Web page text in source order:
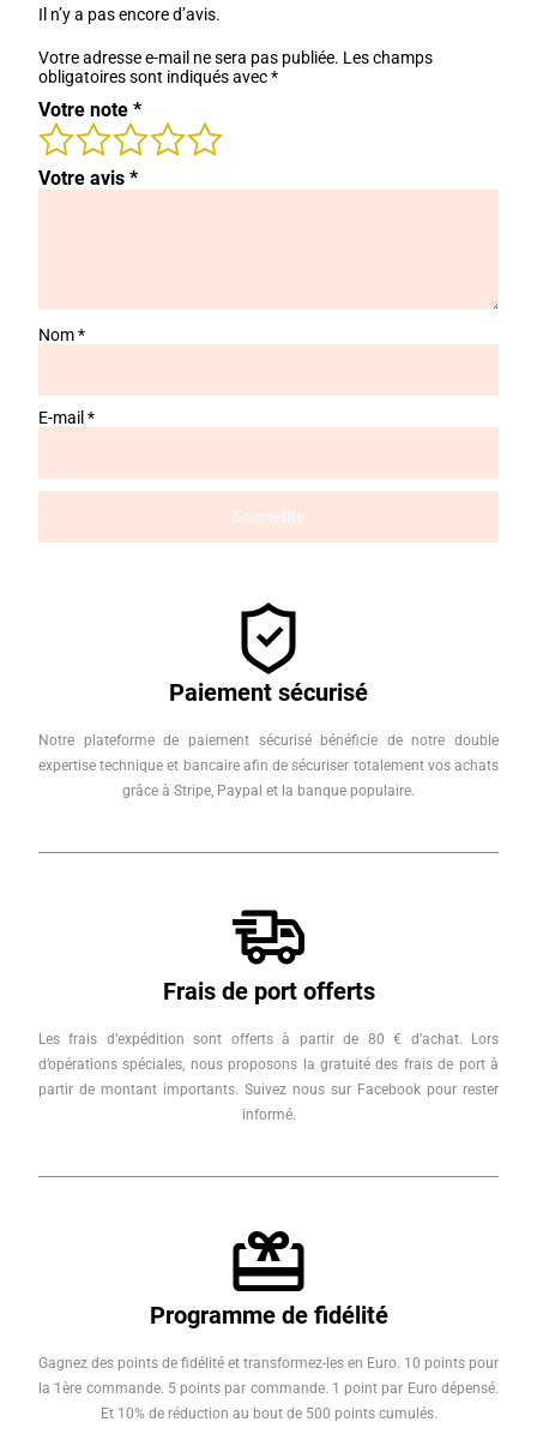
Il n’y a pas encore d’avis.
Votre adresse e-mail ne sera pas publiée. Les champs
obligatoires sont indiqués avec*
Votre note *
Votre avis *
Nom*
E-mail *
Paiement sécurisé
Notre plateforme de paiement sécurisé bénéficie de notre double
expertise technique et bancaire afin de sécuriser totalement vos achats
grâce à Stripe, Paypal et la banque populaire.
Frais de port offerts
Les frais d’expédition sont offerts à partir de 80 € d’achat. Lors
d’opérations spéciales, nous proposons la gratuité des frais de port à
partir de montant importants. Suivez nous sur Facebook pour rester
informé.
Programme de fidélité
Gagnez des points de fidélité et transformez-les en Euro. 10 points pour
la 1ère commande. 5 points par commande. 1 point par Euro dépensé.
Et 10% de réduction au bout de 500 points cumulés.